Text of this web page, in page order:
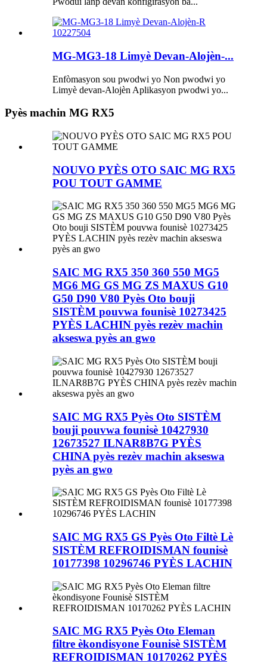
MG-MG3-18 Limyè Devan-Alojèn-...
Enfòmasyon sou pwodwi yo Non pwodwi yo
Limyè devan-Alojèn Aplikasyon pwodwi yo...
Pyès machin MG RX5
NOUVO PYÈS OTO SAIC MG RX5
POU TOUT GAMME
SAIC MG RX5 350 360 550 MG5
MG6 MG GS MG ZS MAXUS G10
G50 D90 V80 Pyès Oto bouji
SISTÈM pouvwa founisè 10273425
PYÈS LACHIN pyès rezèv machin
akseswa pyès an gwo
SAIC MG RX5 Pyès Oto SISTÈM
bouji pouvwa founisè 10427930
12673527 ILNAR8B7G PYÈS
CHINA pyès rezèv machin akseswa
pyès an gwo
SAIC MG RX5 GS Pyès Oto Filtè Lè
SISTÈM REFROIDISMAN founisè
10177398 10296746 PYÈS LACHIN
SAIC MG RX5 Pyès Oto Eleman
filtre èkondisyone Founisè SISTÈM
REFROIDISMAN 10170262 PYÈS